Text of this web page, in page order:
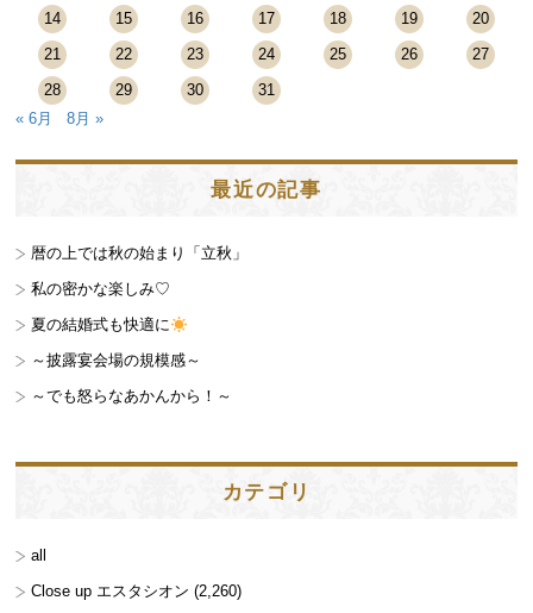
14
15 16 17 18 19
20
21
22 23 24 25 26
27
28
29 30
31
« 6月
8月 »
最近の記事
暦の上では秋の始まり「立秋」
私の密かな楽しみ♡
夏の結婚式も快適に
～披露宴会場の規模感～
～でも怒らなあかんから！～
カテゴリ
all
Close up エスタシオン (2,260)